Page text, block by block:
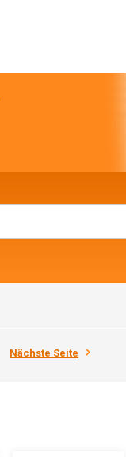
Nächste Seite